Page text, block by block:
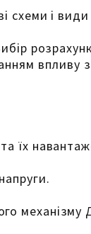
схеми і
механізму